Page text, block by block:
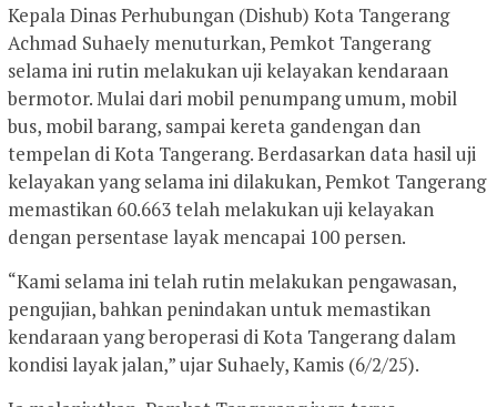
Kepala Dinas Perhubungan (Dishub) Kota Tangerang
Achmad Suhaely menuturkan, Pemkot Tangerang
selama ini rutin melakukan uji kelayakan kendaraan
bermotor. Mulai dari mobil penumpang umum, mobil
bus, mobil barang, sampai kereta gandengan dan
tempelan di Kota Tangerang. Berdasarkan data hasil uji
kelayakan yang selama ini dilakukan, Pemkot Tangerang
memastikan 60.663 telah melakukan uji kelayakan
dengan persentase layak mencapai 100 persen.
“Kami selama ini telah rutin melakukan pengawasan,
pengujian, bahkan penindakan untuk memastikan
kendaraan yang beroperasi di Kota Tangerang dalam
kondisi layak jalan,” ujar Suhaely, Kamis (6/2/25).